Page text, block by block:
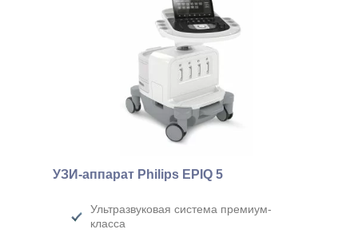
УЗИ-аппарат Philips EPIQ 5
Ультразвуковая система премиум-
класса